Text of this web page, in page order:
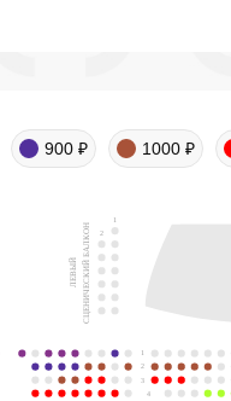
900 ₽ 1000 ₽
ЛЕВЫЙСЦЕНИЧЕСКИЙ БАЛКОН
2
3
4
2